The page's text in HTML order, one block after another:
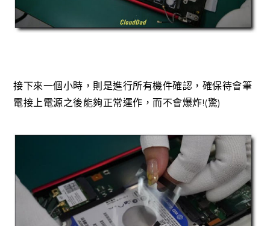
接下來一個小時，則是進行所有機件確認，確保待會筆
電接上電源之後能夠正常運作，而不會爆炸!(驚)